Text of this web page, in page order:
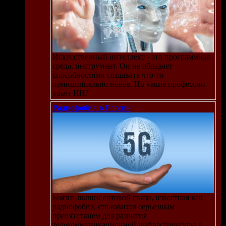
Искусственный интеллект - это программная
среда, инструмент. Он не обладает
способностями создавать что-то
принципиально новое. Но какие профессии
убьёт ИИ?
Радиофобия в России
Боязнь вышек сотовой связи, известная как
радиофобия, становится серьезным
препятствием для развития